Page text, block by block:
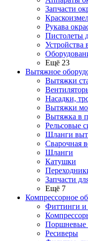
Запчасти
Рукава
Пистолеты
Устройства
Ещё 23
Вытяжное
Вытяжки
Насадки,
Вытяжки
Вытяжка в
Рельсовые
Шланги
Сварочная
Шланги
Катушки
Запчасти
Ещё 7
Компрессорное
Фиттинги и
Поршневые
Ресиверы